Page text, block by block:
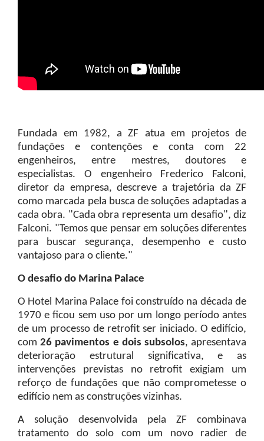
Fundada em 1982, a ZF atua em projetos de
fundações e contenções e conta com 22
engenheiros, entre mestres, doutores e
especialistas. O engenheiro Frederico Falconi,
diretor da empresa, descreve a trajetória da ZF
como marcada pela busca de soluções adaptadas a
cada obra. "Cada obra representa um desafio", diz
Falconi. "Temos que pensar em soluções diferentes
para buscar segurança, desempenho e custo
vantajoso para o cliente."
O desafio do Marina Palace
O Hotel Marina Palace foi construído na década de
1970 e ficou sem uso por um longo período antes
de um processo de retrofit ser iniciado. O edifício,
com26 pavimentos e dois subsolos, apresentava
deterioração estrutural significativa, e as
intervenções previstas no retrofit exigiam um
reforço de fundações que não comprometesse o
edifício nem as construções vizinhas.
A solução desenvolvida pela ZF combinava
tratamento do solo com um novo radier de